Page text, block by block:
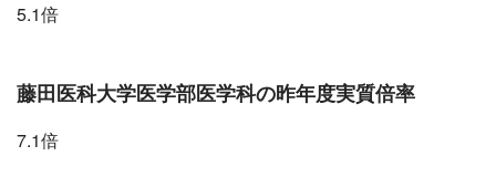
5.1倍
藤田医科大学医学部医学科の昨年度実質倍率
7.1倍